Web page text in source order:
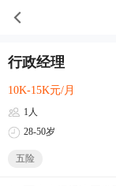
行政经理
10K-15K元/月
1人
28-50岁
五险